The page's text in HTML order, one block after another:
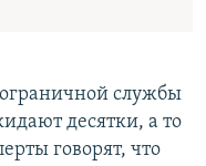
службы
десятки, а то
говорят, что